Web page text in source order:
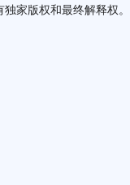
家版权和最终解释权。